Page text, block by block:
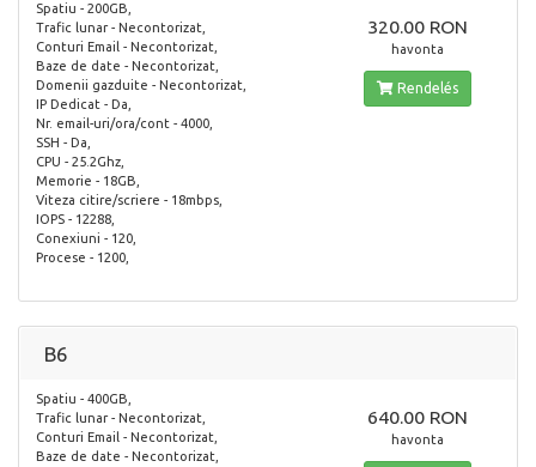
Spatiu - 200GB,
Trafic lunar - Necontorizat,
Conturi Email - Necontorizat,
Baze de date - Necontorizat,
Domenii gazduite - Necontorizat,
IP Dedicat - Da,
Nr. email-uri/ora/cont - 4000,
SSH - Da,
CPU - 25.2Ghz,
Memorie - 18GB,
Viteza citire/scriere - 18mbps,
IOPS - 12288,
Conexiuni - 120,
Procese - 1200,
320.00 RON
havonta
Rendelés
B6
Spatiu - 400GB,
Trafic lunar - Necontorizat,
Conturi Email - Necontorizat,
Baze de date - Necontorizat,
640.00 RON
havonta